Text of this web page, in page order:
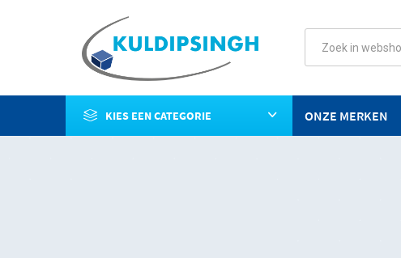
KIES EEN CATEGORIE ONZE MERKEN